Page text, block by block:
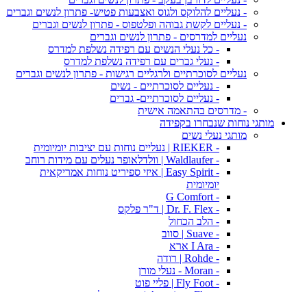
- נעליים להלוקס ולגוס ואצבעות פטיש- פתרון לנשים וגברים
- נעליים לקשת גבוהה ופלטפוס - פתרון לנשים וגברים
נעליים למדרסים - פתרון לנשים וגברים
- כל נעלי הנשים עם רפידה נשלפת למדרס
- נעלי גברים עם רפידה נשלפת למדרס
נעליים לסוכרתיים ולרגליים רגישות - פתרון לנשים וגברים
- נעליים לסוכרתיים - נשים
- נעליים לסוכרתיים- גברים
- מדרסים בהתאמה אישית
מותגי נוחות שנבחרו בקפידה
מותגי נעלי נשים
- RIEKER | נעליים נוחות עם יציבות יומיומית
- Waldlaufer | וולדלאופר נעלים עם מידות רוחב
- Easy Spirit | איזי ספיריט נוחות אמריקאית
יומיומית
- G Comfort
- Dr. F. Flex | ד"ר פלקס
- הלב הכחול
- Suave | סווב
- I Ara ארא
- Rohde | רודה
- Moran - נעלי מורן
- Fly Foot | פליי פוט